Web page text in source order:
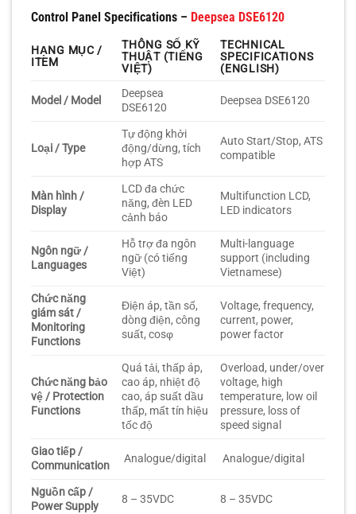
Control Panel Specifications – Deepsea DSE6120
HẠNG MỤC /
ITEM
THÔNG SỐ KỸ
THUẬT (TIẾNG
VIỆT)
TECHNICAL
SPECIFICATIONS
(ENGLISH)
Model / Model
Deepsea
DSE6120
Deepsea DSE6120
Loại / Type
Tự động khởi
động/dừng, tích
hợp ATS
Auto Start/Stop, ATS
compatible
Màn hình /
Display
LCD đa chức
năng, đèn LED
cảnh báo
Multifunction LCD,
LED indicators
Ngôn ngữ /
Languages
Hỗ trợ đa ngôn
ngữ (có tiếng
Việt)
Multi-language
support (including
Vietnamese)
Chức năng
giám sát /
Monitoring
Functions
Điện áp, tần số,
dòng điện, công
suất, cosφ
Voltage, frequency,
current, power,
power factor
Chức năng bảo
vệ / Protection
Functions
Quá tải, thấp áp,
cao áp, nhiệt độ
cao, áp suất dầu
thấp, mất tín hiệu
tốc độ
Overload, under/over
voltage, high
temperature, low oil
pressure, loss of
speed signal
Giao tiếp /
Communication
Analogue/digital Analogue/digital
Nguồn cấp /
Power Supply
8 – 35VDC 8 – 35VDC